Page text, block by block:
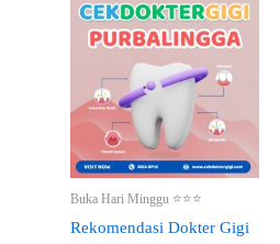
Buka Hari Minggu ⭐⭐⭐
Rekomendasi Dokter Gigi